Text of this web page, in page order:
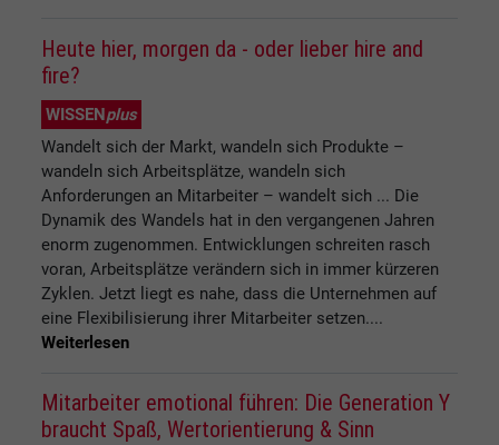
Heute hier, morgen da - oder lieber hire and
fire?
WISSENplus
Wandelt sich der Markt, wandeln sich Produkte –
wandeln sich Arbeitsplätze, wandeln sich
Anforderungen an Mitarbeiter – wandelt sich ... Die
Dynamik des Wandels hat in den vergangenen Jahren
enorm zugenommen. Entwicklungen schreiten rasch
voran, Arbeitsplätze verändern sich in immer kürzeren
Zyklen. Jetzt liegt es nahe, dass die Unternehmen auf
eine Flexibilisierung ihrer Mitarbeiter setzen....
Weiterlesen
Mitarbeiter emotional führen: Die Generation Y
braucht Spaß, Wertorientierung & Sinn